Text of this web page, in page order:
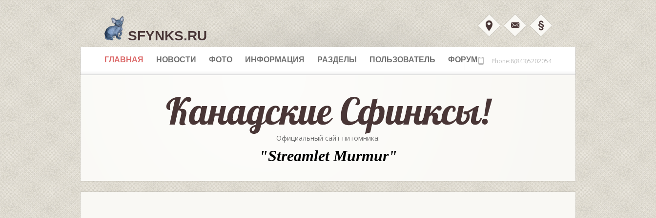
SFYNKS.RU
ГЛАВНАЯ НОВОСТИ ФОТО ИНФОРМАЦИЯ РАЗДЕЛЫ ПОЛЬЗОВАТЕЛЬ ФОРУМ Phone:8(843)5202054
Официальный сайт питомника:
"Streamlet Murmur"